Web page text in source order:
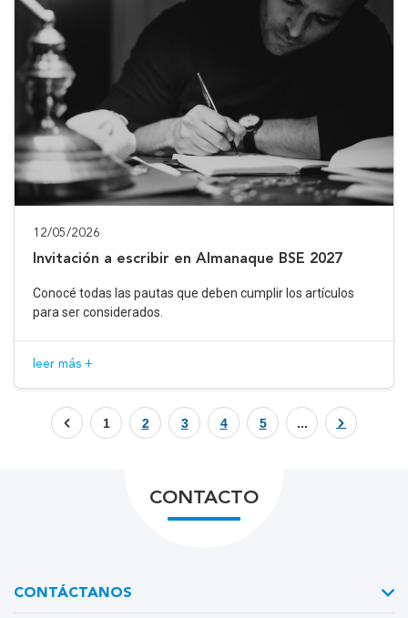
12/05/2026
Invitación a escribir en Almanaque BSE 2027
Conocé todas las pautas que deben cumplir los artículos
para ser considerados.
leer más +
1 2 3 4 5 ...
CONTACTO
CONTÁCTANOS